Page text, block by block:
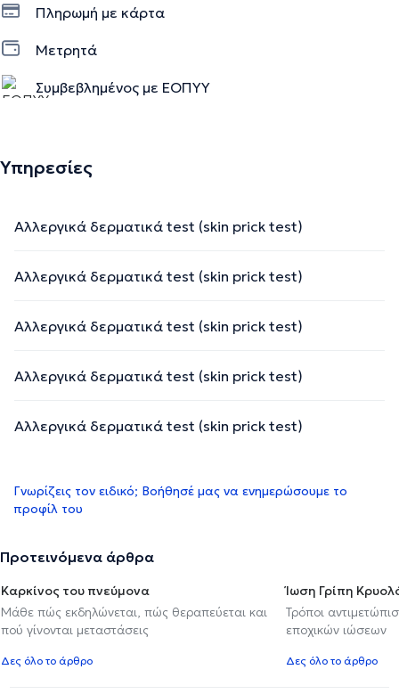
Πληρωμή με κάρτα
Μετρητά
Συμβεβλημένος με ΕΟΠΥΥ
Υπηρεσίες
Αλλεργικά δερματικά test (skin prick test)
Αλλεργικά δερματικά test (skin prick test)
Αλλεργικά δερματικά test (skin prick test)
Αλλεργικά δερματικά test (skin prick test)
Αλλεργικά δερματικά test (skin prick test)
Γνωρίζεις τον ειδικό; Βοήθησέ μας να ενημερώσουμε το
προφίλ του
Προτεινόμενα άρθρα
Καρκίνος του πνεύμονα
Μάθε πώς εκδηλώνεται, πώς θεραπεύεται και
πού γίνονται μεταστάσεις
Δες όλο το άρθρο
Ίωση Γρίπη
Τρόποι
εποχικών ιώσεων
Δες όλο το άρθρο